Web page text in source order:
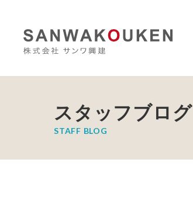
スタッフブログ
STAFF BLOG